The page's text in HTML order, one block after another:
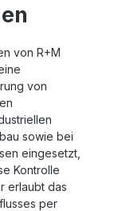
von R+M
von
sowie bei
eingesetzt,
Kontrolle
erlaubt das
per